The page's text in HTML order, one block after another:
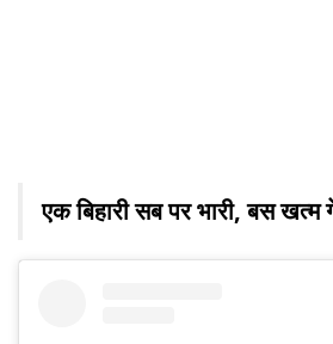
एक बिहारी सब पर भारी, बस खत्म